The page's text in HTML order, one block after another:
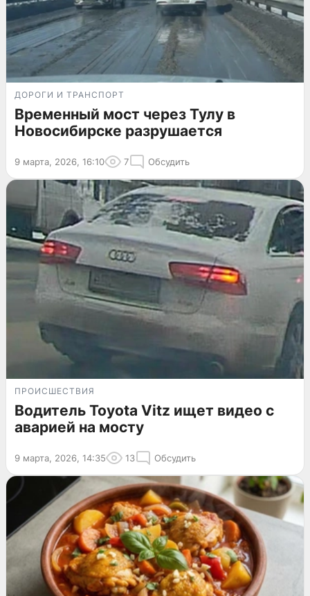
ДОРОГИ И ТРАНСПОРТ
Временный мост через Тулу в
Новосибирске разрушается
9 марта, 2026, 16:10 7 Обсудить
ПРОИСШЕСТВИЯ
Водитель Toyota Vitz ищет видео с
аварией на мосту
9 марта, 2026, 14:35 13 Обсудить